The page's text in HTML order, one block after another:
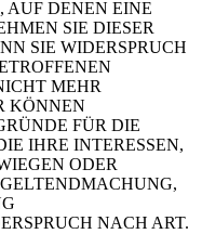
AUF DENEN EINE
SIE DIESER
SIE WIDERSPRUCH
MEHR
KÖNNEN
FÜR DIE
IHRE INTERESSEN,
ODER
NACH ART.